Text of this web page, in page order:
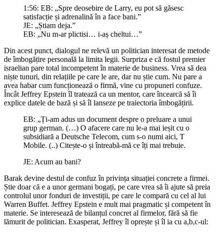
1:56: EB: „Spre deosebire de Larry, eu pot să găsesc
satisfacție și adrenalină în a face bani.”
JE: „Știam deja.”
EB: „Nu m-ar plictisi… i-aș cheltui…”
Din acest punct, dialogul ne relevă un politician interesat de metode
de îmbogățire personală la limita legii. Surpriza e că fostul premier
israelian pare total incompetent în materie de business. Vrea să dea
niște tunuri, din relațiile pe care le are, dar nu știe cum. Nu pare a
avea habar cum funcționează o firmă, vine cu propuneri confuze.
Încât Jeffrey Epstein îl tratează ca un mentor, care încearcă să îi
explice datele de bază și să îl lanseze pe traiectoria îmbogățirii.
EB: „Ți-am adus un document despre o preluare a unui
grup german. (…) O afacere care nu le-a mai ieșit cu o
subsidiară a Deutsche Telecom, cum s-o numi aici, T
Mobile. (..) Citește-o și întreabă-mă ce îți mai trebuie.
JE: Acum au bani?
Barak devine destul de confuz în privința situației concrete a firmei.
Știe doar că e a unor germani bogați, pe care vrea să îi ajute să preia
controlul unor fonduri de investiții, pe care le compară cu cel al lui
Warren Buffet. Jeffrey Epstein e mult mai pragmatic și competent în
materie. Se interesează de bilanțul concret al firmelor, fără să fie
lămurit de politician. Exasperat, Jeffrey îl oprește și îl ia cu a,b,c-ul: